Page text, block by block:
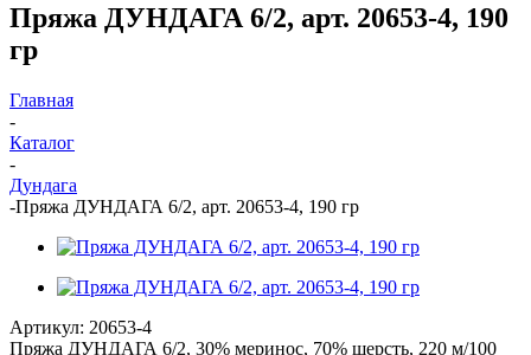
Пряжа ДУНДАГА 6/2, арт. 20653-4, 190
гр
Главная
-
Каталог
-
Дундага
-Пряжа ДУНДАГА 6/2, арт. 20653-4, 190 гр
Артикул: 20653-4
Пряжа ДУНДАГА 6/2, 30% меринос, 70% шерсть, 220 м/100